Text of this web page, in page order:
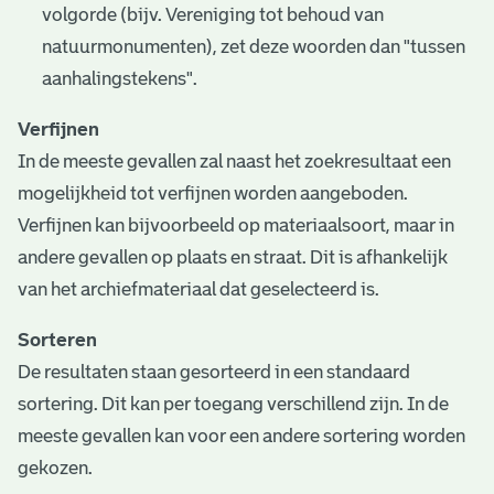
volgorde (bijv. Vereniging tot behoud van
natuurmonumenten), zet deze woorden dan "tussen
aanhalingstekens".
Verfijnen
In de meeste gevallen zal naast het zoekresultaat een
mogelijkheid tot verfijnen worden aangeboden.
Verfijnen kan bijvoorbeeld op materiaalsoort, maar in
andere gevallen op plaats en straat. Dit is afhankelijk
van het archiefmateriaal dat geselecteerd is.
Sorteren
De resultaten staan gesorteerd in een standaard
sortering. Dit kan per toegang verschillend zijn. In de
meeste gevallen kan voor een andere sortering worden
gekozen.